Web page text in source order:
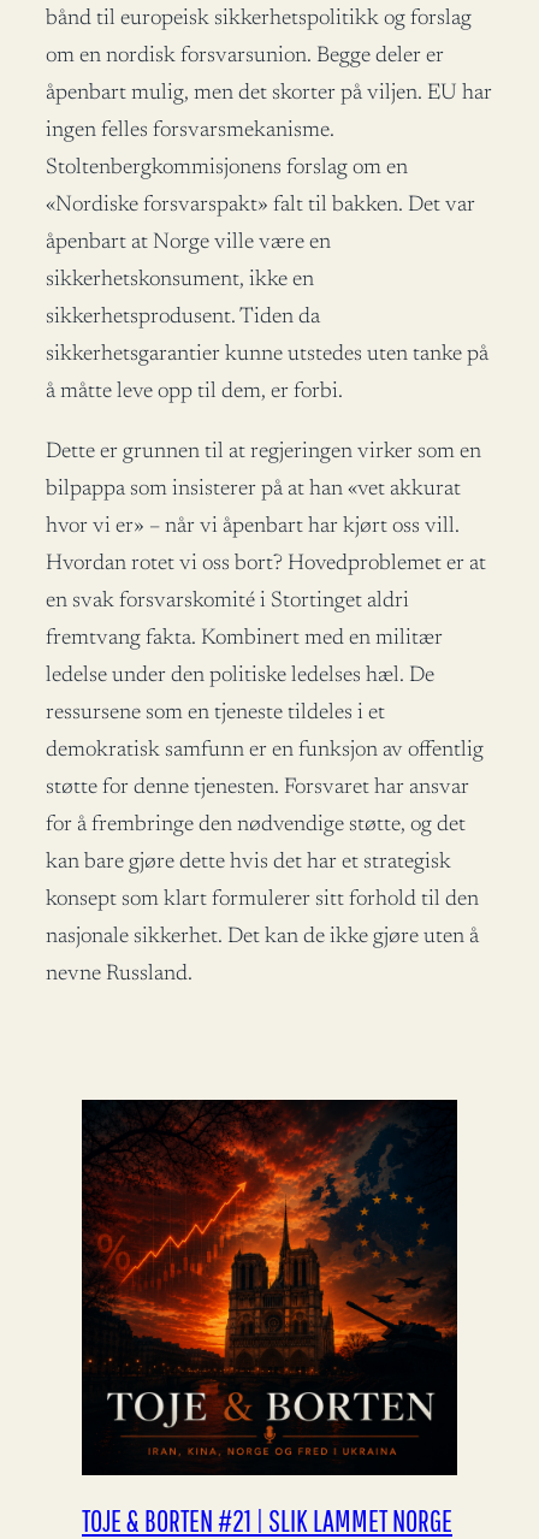
bånd til europeisk sikkerhetspolitikk og forslag
om en nordisk forsvarsunion. Begge deler er
åpenbart mulig, men det skorter på viljen. EU har
ingen felles forsvarsmekanisme.
Stoltenbergkommisjonens forslag om en
«Nordiske forsvarspakt» falt til bakken. Det var
åpenbart at Norge ville være en
sikkerhetskonsument, ikke en
sikkerhetsprodusent. Tiden da
sikkerhetsgarantier kunne utstedes uten tanke på
å måtte leve opp til dem, er forbi.
Dette er grunnen til at regjeringen virker som en
bilpappa som insisterer på at han «vet akkurat
hvor vi er» – når vi åpenbart har kjørt oss vill.
Hvordan rotet vi oss bort? Hovedproblemet er at
en svak forsvarskomité i Stortinget aldri
fremtvang fakta. Kombinert med en militær
ledelse under den politiske ledelses hæl. De
ressursene som en tjeneste tildeles i et
demokratisk samfunn er en funksjon av offentlig
støtte for denne tjenesten. Forsvaret har ansvar
for å frembringe den nødvendige støtte, og det
kan bare gjøre dette hvis det har et strategisk
konsept som klart formulerer sitt forhold til den
nasjonale sikkerhet. Det kan de ikke gjøre uten å
nevne Russland.
TOJE & BORTEN #21 | SLIK LAMMET NORGE